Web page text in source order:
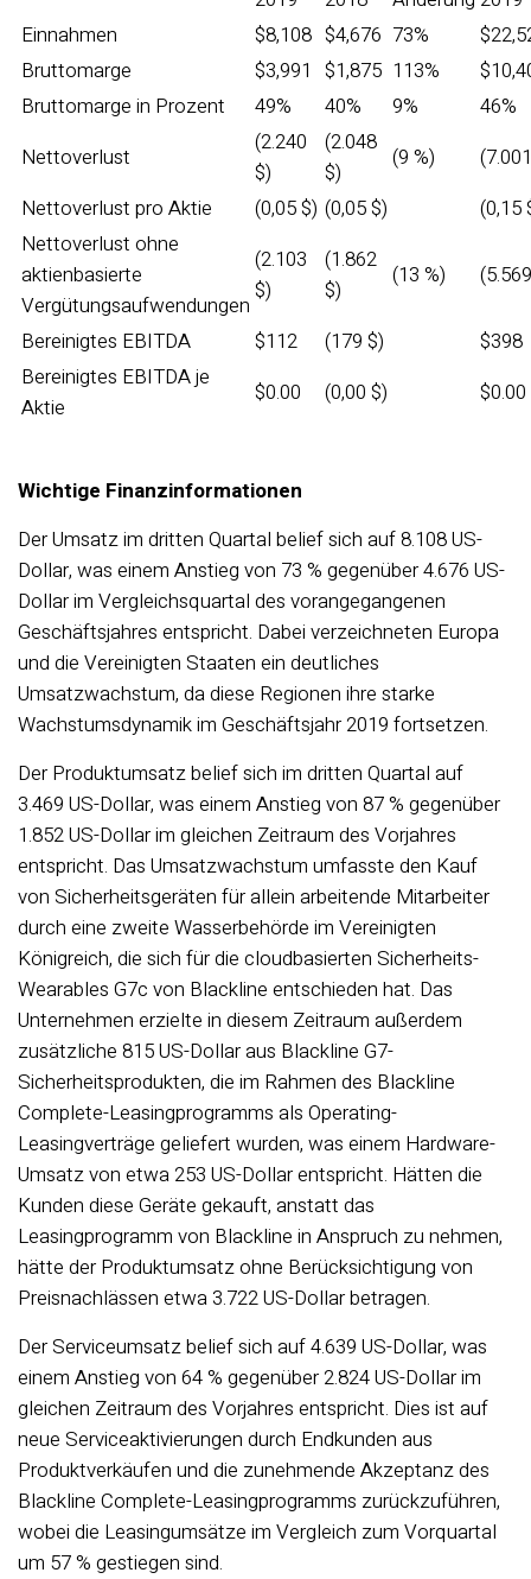
Einnahmen
$8,108 $4,676 73%
Bruttomarge
$3,991 $1,875 113%
Bruttomarge in Prozent
49% 40% 9%
46%
Nettoverlust
(2.240
$)
(2.048
$)
(9 %)
Nettoverlust pro Aktie
(0,05 $) (0,05 $)
(0,15
Nettoverlust ohne
aktienbasierte
Vergütungsaufwendungen
(2.103
$)
(1.862
$)
(13 %)
Bereinigtes EBITDA $112 (179 $)
$398
Bereinigtes EBITDA je
Aktie
$0.00 (0,00 $) $0.00
Wichtige Finanzinformationen
Der Umsatz im dritten Quartal belief sich auf 8.108 US-
Dollar, was einem Anstieg von 73 % gegenüber 4.676 US-
Dollar im Vergleichsquartal des vorangegangenen
Geschäftsjahres entspricht. Dabei verzeichneten Europa
und die Vereinigten Staaten ein deutliches
Umsatzwachstum, da diese Regionen ihre starke
Wachstumsdynamik im Geschäftsjahr 2019 fortsetzen.
Der Produktumsatz belief sich im dritten Quartal auf
3.469 US-Dollar, was einem Anstieg von 87 % gegenüber
1.852 US-Dollar im gleichen Zeitraum des Vorjahres
entspricht. Das Umsatzwachstum umfasste den Kauf
von Sicherheitsgeräten für allein arbeitende Mitarbeiter
durch eine zweite Wasserbehörde im Vereinigten
Königreich, die sich für die cloudbasierten Sicherheits-
Wearables G7c von Blackline entschieden hat. Das
Unternehmen erzielte in diesem Zeitraum außerdem
zusätzliche 815 US-Dollar aus Blackline G7-
Sicherheitsprodukten, die im Rahmen des Blackline
Complete-Leasingprogramms als Operating-
Leasingverträge geliefert wurden, was einem Hardware-
Umsatz von etwa 253 US-Dollar entspricht. Hätten die
Kunden diese Geräte gekauft, anstatt das
Leasingprogramm von Blackline in Anspruch zu nehmen,
hätte der Produktumsatz ohne Berücksichtigung von
Preisnachlässen etwa 3.722 US-Dollar betragen.
Der Serviceumsatz belief sich auf 4.639 US-Dollar, was
einem Anstieg von 64 % gegenüber 2.824 US-Dollar im
gleichen Zeitraum des Vorjahres entspricht. Dies ist auf
neue Serviceaktivierungen durch Endkunden aus
Produktverkäufen und die zunehmende Akzeptanz des
Blackline Complete-Leasingprogramms zurückzuführen,
wobei die Leasingumsätze im Vergleich zum Vorquartal
um 57 % gestiegen sind.